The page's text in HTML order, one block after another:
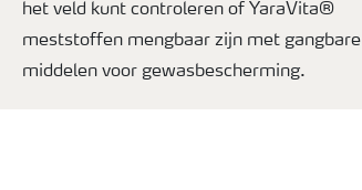
het veld kunt controleren of YaraVita®
meststoffen mengbaar zijn met gangbare
middelen voor gewasbescherming.